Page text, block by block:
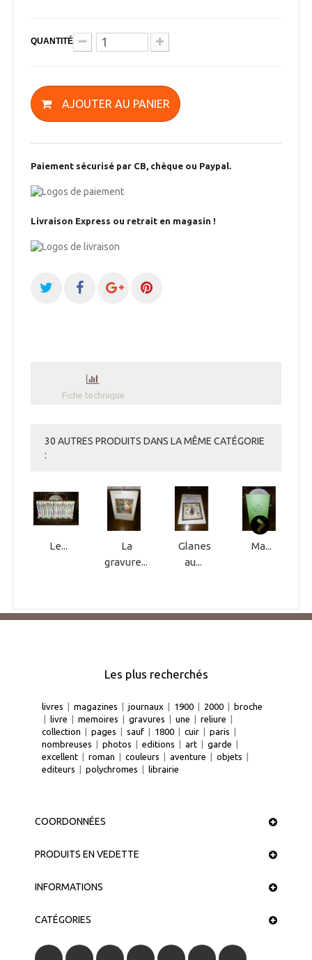
QUANTITÉ
AJOUTER AU PANIER
Paiement sécurisé par CB, chèque ou Paypal.
Livraison Express ou retrait en magasin !
Fiche technique
30 AUTRES PRODUITS DANS LA MÊME CATÉGORIE
:
Le...
La
gravure...
Glanes
au...
Ma...
Les plus recherchés
livres | magazines | journaux | 1900 | 2000 | broche
| livre | memoires | gravures | une | reliure |
collection | pages | sauf | 1800 | cuir | paris |
nombreuses | photos | editions | art | garde |
excellent | roman | couleurs | aventure | objets |
editeurs | polychromes | librairie
COORDONNÉES
PRODUITS EN VEDETTE
INFORMATIONS
CATÉGORIES